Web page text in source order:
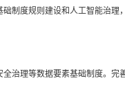
制度规则建设和人工智能治理
治理等数据要素基础制度。